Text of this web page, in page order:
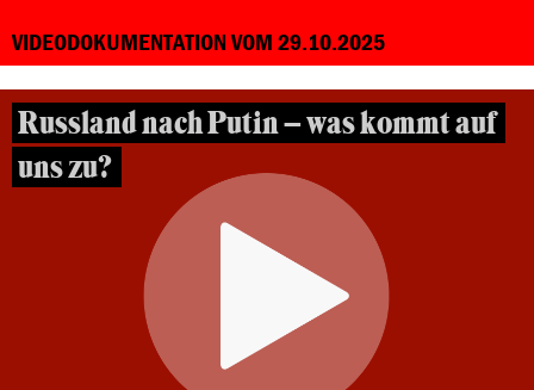
VIDEODOKUMENTATION VOM 29.10.2025
Russland nach Putin – was kommt auf
uns zu?